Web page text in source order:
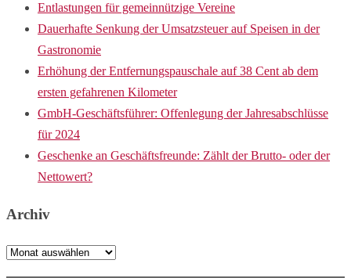
Entlastungen für gemeinnützige Vereine
Dauerhafte Senkung der Umsatzsteuer auf Speisen in der
Gastronomie
Erhöhung der Entfernungspauschale auf 38 Cent ab dem
ersten gefahrenen Kilometer
GmbH-Geschäftsführer: Offenlegung der Jahresabschlüsse
für 2024
Geschenke an Geschäftsfreunde: Zählt der Brutto- oder der
Nettowert?
Archiv
Archiv